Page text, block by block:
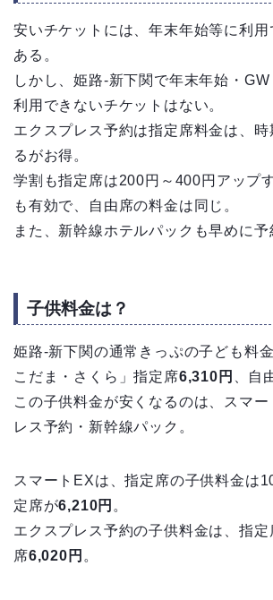
安いチケットには、年末年始等に利用
ある。
しかし、姫路-新下関で年末年始・
利用できないチケットはない。
エクスプレス予約は指定席料金は、時
るがお得。
学割も指定席は200円～400円アップ
も有効で、自由席の料金は同じ。
また、新幹線ホテルパックも早めに予
子供料金は？
姫路-新下関の通常きっぷの子ども料
こだま・さくら」指定席6,310円 、自
この子供料金が安くなるのは、スマ
レス予約・新幹線パック。
スマートEXは、指定席の子供料金は
定席が6,210円 。
エクスプレス予約の子供料金は、指定
席6,020円 。